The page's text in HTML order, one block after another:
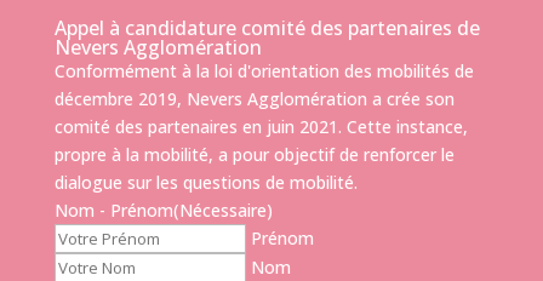
Appel à candidature comité des partenaires de
Nevers Agglomération
Conformément à la loi d'orientation des mobilités de
décembre 2019, Nevers Agglomération a crée son
comité des partenaires en juin 2021. Cette instance,
propre à la mobilité, a pour objectif de renforcer le
dialogue sur les questions de mobilité.
Nom - Prénom(Nécessaire)
Prénom
Nom